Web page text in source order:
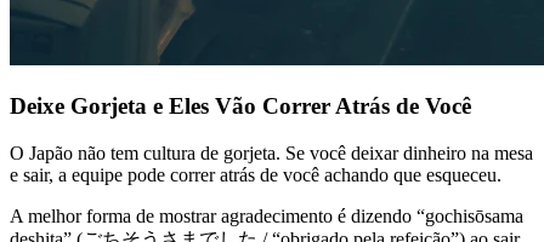
Deixe Gorjeta e Eles Vão Correr Atrás de Você
O Japão não tem cultura de gorjeta. Se você deixar dinheiro na mesa
e sair, a equipe pode correr atrás de você achando que esqueceu.
A melhor forma de mostrar agradecimento é dizendo “gochisōsama